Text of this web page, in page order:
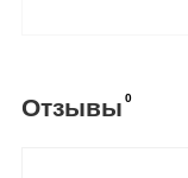
Отзывы 0